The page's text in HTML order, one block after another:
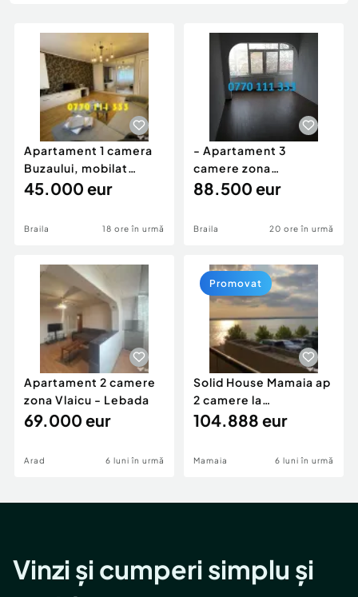
Animale de companie
Afaceri și echipamente profesionale
Inchiriere Bunuri si Vehicule
Piese auto si accesorii
Dacia Duster
Apartament 1 camera
Buzaului, mobilat
utilat, suprafata 40mp
45.000 eur
Braila 18 ore în urmă
- Apartament 3
camere zona
Calarasilor, etaj
88.500 eur
Braila 20 ore în urmă
Apartament 2 camere
zona Vlaicu - Lebada
69.000 eur
Arad 6 luni în urmă
Solid House Mamaia ap
2 camere la
cheie,langa Mega
104.888 eur
Mamaia 6 luni în urmă
Promovat
Vinzi și cumperi simplu și